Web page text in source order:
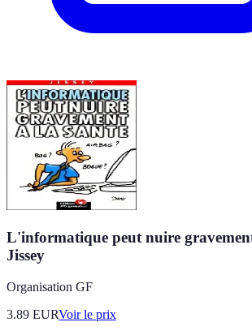
L'informatique peut nuire
Jissey
Organisation GF
3.89 EURVoir le prix